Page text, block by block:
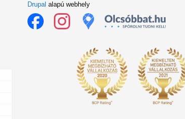
Drupal alapú webhely